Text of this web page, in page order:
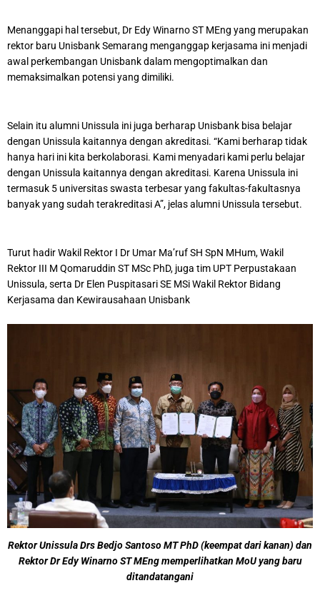
Menanggapi hal tersebut, Dr Edy Winarno ST MEng yang merupakan
rektor baru Unisbank Semarang menganggap kerjasama ini menjadi
awal perkembangan Unisbank dalam mengoptimalkan dan
memaksimalkan potensi yang dimiliki.
Selain itu alumni Unissula ini juga berharap Unisbank bisa belajar
dengan Unissula kaitannya dengan akreditasi. “Kami berharap tidak
hanya hari ini kita berkolaborasi. Kami menyadari kami perlu belajar
dengan Unissula kaitannya dengan akreditasi. Karena Unissula ini
termasuk 5 universitas swasta terbesar yang fakultas-fakultasnya
banyak yang sudah terakreditasi A”, jelas alumni Unissula tersebut.
Turut hadir Wakil Rektor I Dr Umar Ma’ruf SH SpN MHum, Wakil
Rektor III M Qomaruddin ST MSc PhD, juga tim UPT Perpustakaan
Unissula, serta Dr Elen Puspitasari SE MSi Wakil Rektor Bidang
Kerjasama dan Kewirausahaan Unisbank
Rektor Unissula Drs Bedjo Santoso MT PhD (keempat dari kanan) dan
Rektor Dr Edy Winarno ST MEng memperlihatkan MoU yang baru
ditandatangani